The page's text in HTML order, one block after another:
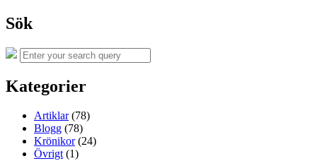
Sök
Search
for:
Search
Kategorier
Artiklar(78)
Blogg (78)
Krönikor(24)
Övrigt(1)